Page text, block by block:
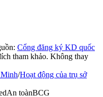
Cổng đăng ký KD quốc
tham khảo. Không thay
/Hoạt động của trụ sở
An toànBCG